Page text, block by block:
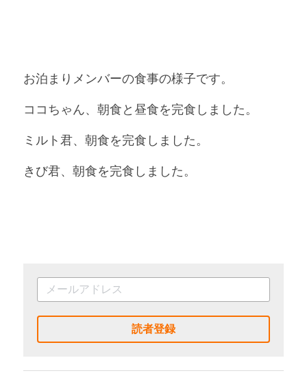
お泊まりメンバーの食事の様子です。
ココちゃん、朝食と昼食を完食しました。
ミルト君、朝食を完食しました。
きび君、朝食を完食しました。
読者登録